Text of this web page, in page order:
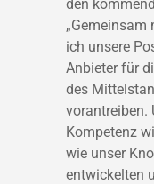
den
„Gemeinsam
ich unsere
Anbieter für
des
vorantreiben.
Kompetenz
wie unser
entwickelten